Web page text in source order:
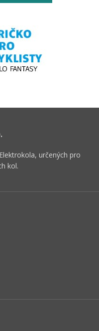
určených pro
kol.